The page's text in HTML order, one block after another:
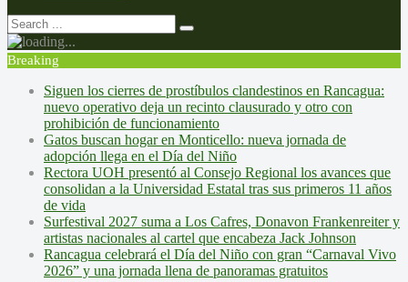
Breaking
Siguen los cierres de prostíbulos clandestinos en Rancagua:
nuevo operativo deja un recinto clausurado y otro con
prohibición de funcionamiento
Gatos buscan hogar en Monticello: nueva jornada de
adopción llega en el Día del Niño
Rectora UOH presentó al Consejo Regional los avances que
consolidan a la Universidad Estatal tras sus primeros 11 años
de vida
Surfestival 2027 suma a Los Cafres, Donavon Frankenreiter y
artistas nacionales al cartel que encabeza Jack Johnson
Rancagua celebrará el Día del Niño con gran “Carnaval Vivo
2026” y una jornada llena de panoramas gratuitos